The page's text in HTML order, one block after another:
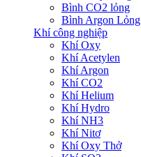
Bình CO2 lỏng
Bình Argon Lỏng
Khí công nghiệp
Khí Oxy
Khí Acetylen
Khí Argon
Khí CO2
Khí Helium
Khí Hydro
Khí NH3
Khí Nitơ
Khí Oxy Thở